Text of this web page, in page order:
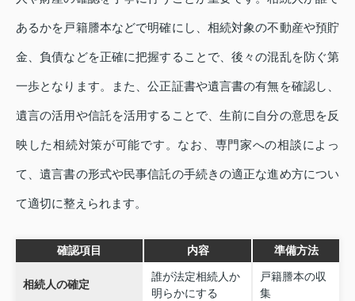
あるかを戸籍謄本などで明確にし、相続対象の不動産や預貯
金、負債などを正確に把握することで、後々の混乱を防ぐ第
一歩となります。また、公正証書や遺言書の有無を確認し、
遺言の活用や信託を活用することで、生前に自分の意思を反
映した相続対策が可能です。なお、専門家への相談によっ
て、遺言書の形式や民事信託の手続きの適正な進め方につい
て適切に整えられます。
確認項目 内容 準備方法
相続人の確定
誰が法定相続人か
明らかにする
戸籍謄本の収
集